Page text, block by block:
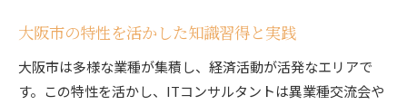
大阪市の特性を活かした知識習得と実践
大阪市は多様な業種が集積し、経済活動が活発なエリアで
す。この特性を活かし、ITコンサルタントは異業種交流会や